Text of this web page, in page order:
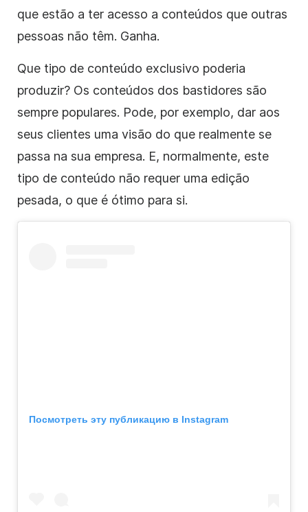
que estão a ter acesso a conteúdos que outras
pessoas não têm. Ganha.
Que tipo de conteúdo exclusivo poderia
produzir? Os conteúdos dos bastidores são
sempre populares. Pode, por exemplo, dar aos
seus clientes uma visão do que realmente se
passa na sua empresa. E, normalmente, este
tipo de conteúdo não requer uma edição
pesada, o que é ótimo para si.
Посмотреть эту публикацию в Instagram